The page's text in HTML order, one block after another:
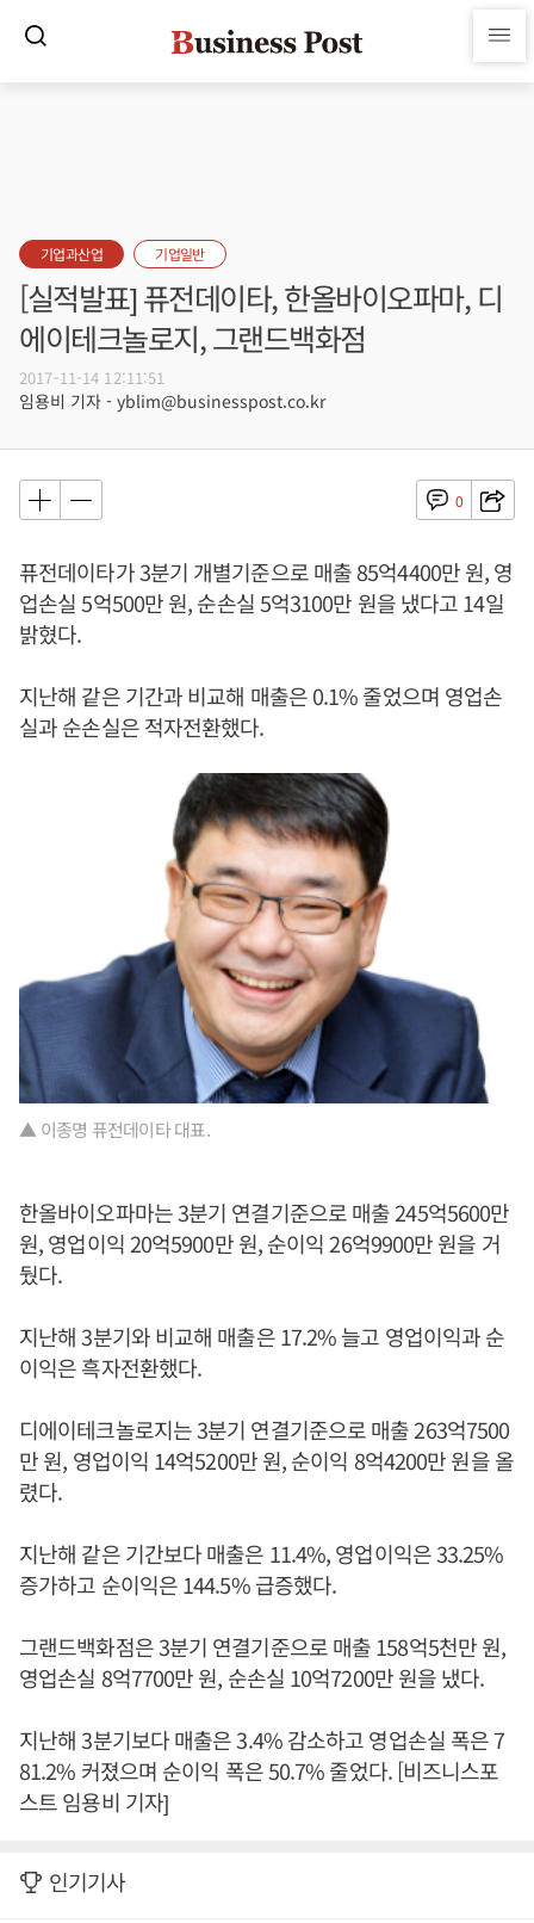
기업과산업 기업일반
[실적발표] 퓨전데이타, 한올바이오파마, 디
에이테크놀로지, 그랜드백화점
2017-11-14 12:11:51
임용비 기자 - yblim@businesspost.co.kr
0
퓨전데이타가 3분기 개별기준으로 매출 85억4400만 원, 영
업손실 5억500만 원, 순손실 5억3100만 원을 냈다고 14일
밝혔다.
지난해 같은 기간과 비교해 매출은 0.1% 줄었으며 영업손
실과 순손실은 적자전환했다.
▲ 이종명 퓨전데이타 대표.
한올바이오파마는 3분기 연결기준으로 매출 245억5600만
원, 영업이익 20억5900만 원, 순이익 26억9900만 원을 거
뒀다.
지난해 3분기와 비교해 매출은 17.2% 늘고 영업이익과 순
이익은 흑자전환했다.
디에이테크놀로지는 3분기 연결기준으로 매출 263억7500
만 원, 영업이익 14억5200만 원, 순이익 8억4200만 원을 올
렸다.
지난해 같은 기간보다 매출은 11.4%, 영업이익은 33.25%
증가하고 순이익은 144.5% 급증했다.
그랜드백화점은 3분기 연결기준으로 매출 158억5천만 원,
영업손실 8억7700만 원, 순손실 10억7200만 원을 냈다.
지난해 3분기보다 매출은 3.4% 감소하고 영업손실 폭은 7
81.2% 커졌으며 순이익 폭은 50.7% 줄었다. [비즈니스포
스트 임용비 기자]
인기기사